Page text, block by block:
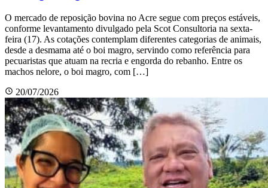
O mercado de reposição bovina no Acre segue com preços estáveis,
conforme levantamento divulgado pela Scot Consultoria na sexta-
feira (17). As cotações contemplam diferentes categorias de animais,
desde a desmama até o boi magro, servindo como referência para
pecuaristas que atuam na recria e engorda do rebanho. Entre os
machos nelore, o boi magro, com […]
20/07/2026